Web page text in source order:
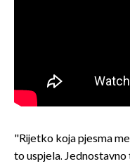
"Rijetko koja pjesma
to uspjela.